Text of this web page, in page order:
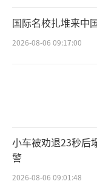
国际名校扎堆来中
2026-08-06 09:17:00
小车被劝退23秒后
警
2026-08-06 09:01:48